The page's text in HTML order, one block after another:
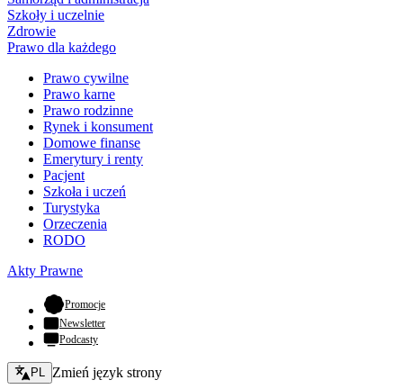
Szkoły i uczelnie
Zdrowie
Prawo dla każdego
Prawo cywilne
Prawo karne
Prawo rodzinne
Rynek i konsument
Domowe finanse
Emerytury i renty
Pacjent
Szkoła i uczeń
Turystyka
Orzeczenia
RODO
Akty Prawne
Promocje- otwiera się w nowej karcie
Newsletter
Podcasty
Zmień język - bieżący:
PL Zmień język strony